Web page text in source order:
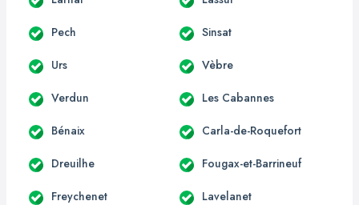
Pech Sinsat
Urs Vèbre
Verdun Les Cabannes
Bénaix Carla-de-Roquefort
Dreuilhe Fougax-et-Barrineuf
Freychenet Lavelanet